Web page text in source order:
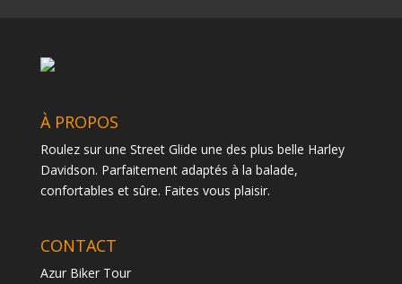
À PROPOS
Roulez sur une Street Glide une des plus belle Harley
Davidson. Parfaitement adaptés à la balade,
confortables et sûre. Faites vous plaisir.
CONTACT
Azur Biker Tour